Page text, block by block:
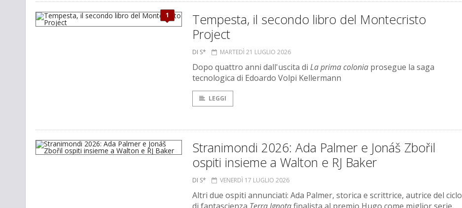
1
Tempesta, il secondo libro del Montecristo
Project
DI S* MARTEDÌ 21 LUGLIO 2026
Dopo quattro anni dall'uscita di La prima colonia prosegue la saga
tecnologica di Edoardo Volpi Kellermann
LEGGI
Stranimondi 2026: Ada Palmer e Jonáš Zbořil
ospiti insieme a Walton e RJ Baker
DI S* VENERDÌ 17 LUGLIO 2026
Altri due ospiti annunciati: Ada Palmer, storica e scrittrice, autrice del ciclo